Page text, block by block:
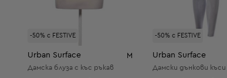
-50% с FESTIVE
Urban Surface M
Дамска блуза с къс ръкав
-50% с FESTIVE
Urban Surface